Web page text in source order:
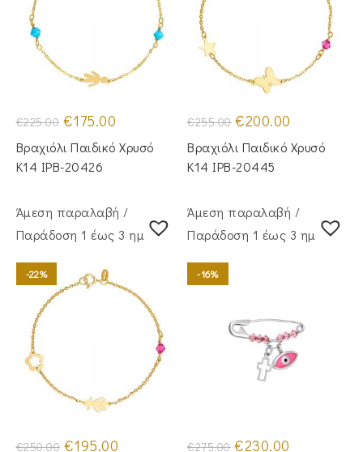
€225.00 Original
price
was:
€225.00.
€175.00
τιμή
είναι:
Βραχιόλι Παιδικό Χρυσό
Κ14 IPB-20426
€255.00 Original
price
was:
€255.00.
€200.00
τιμή
είναι:
Βραχιόλι Παιδικό Χρυσό
Κ14 IPB-20445
Άμεση παραλαβή /
Παράδoση 1 έως 3 ημέρες
-22%
€250.00 Original
€195.00
Άμεση παραλαβή /
Παράδoση 1 έως 3 ημέρες
-16%
€275.00 Original
€230.00